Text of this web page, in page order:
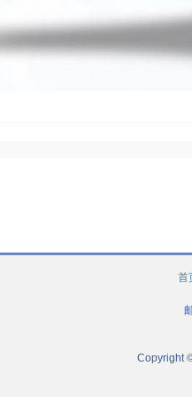
首
Copyright